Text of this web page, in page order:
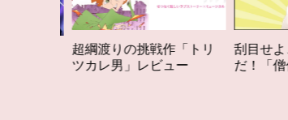
りの挑戦作「トリ
男」レビュー
刮目せよ、これが僧侶枠
だ！「僧侶枠アニメ」特